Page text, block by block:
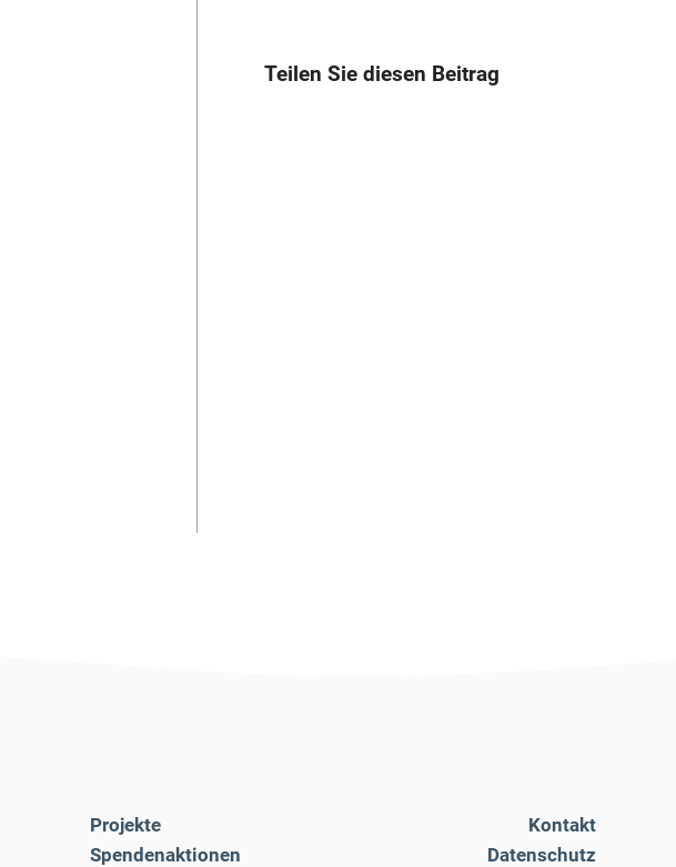
Teilen Sie diesen Beitrag
Projekte
Spendenaktionen
Kontakt
Datenschutz